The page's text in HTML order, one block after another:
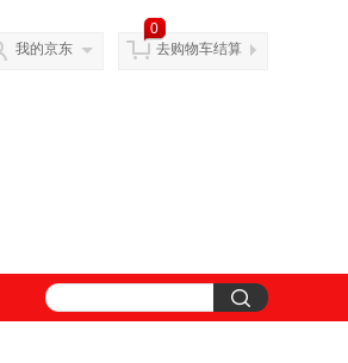
我的京东
0
去购物车结算